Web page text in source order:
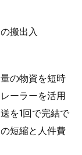
搬出入
の物資を短時
ーラーを活用
を1回で完結で
短縮と人件費